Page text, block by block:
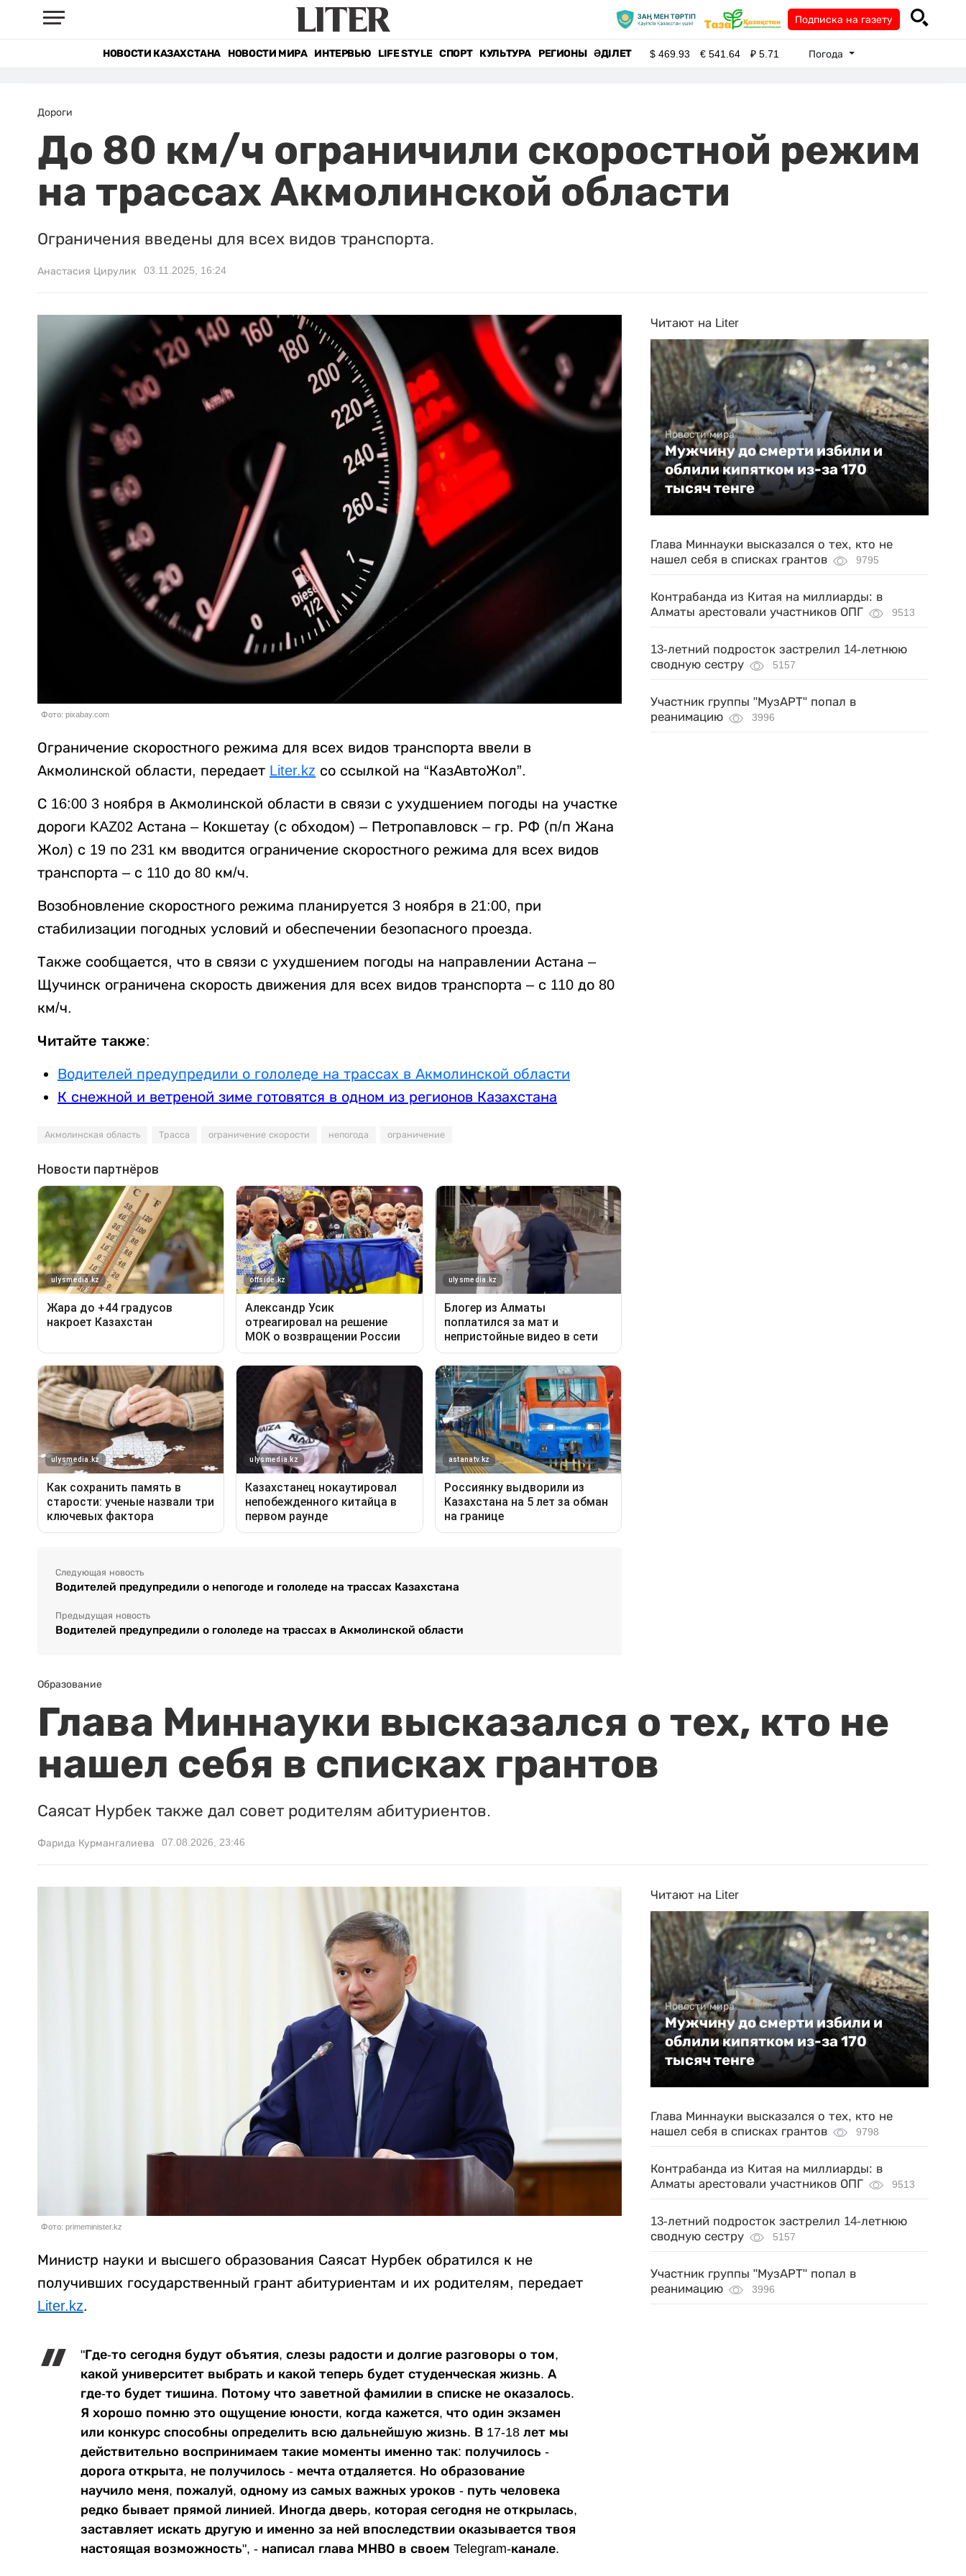
Подписка на газету
НОВОСТИ КАЗАХСТАНА НОВОСТИ МИРА ИНТЕРВЬЮ LIFE STYLE СПОРТ КУЛЬТУРА РЕГИОНЫ ӘДІЛЕТ $469.93 €541.64 ₽5.71 Погода
Дороги
До 80 км/ч ограничили скоростной режим
на трассах Акмолинской области
Ограничения введены для всех видов транспорта.
Анастасия Цирулик 03.11.2025, 16:24
Фото: pixabay.com
Ограничение скоростного режима для всех видов транспорта ввели в
Акмолинской области, передает Liter.kz со ссылкой на “КазАвтоЖол”.
С 16:00 3 ноября в Акмолинской области в связи с ухудшением погоды на участке
дороги KAZ02 Астана – Кокшетау (с обходом) – Петропавловск – гр. РФ (п/п Жана
Жол) с 19 по 231 км вводится ограничение скоростного режима для всех видов
транспорта – с 110 до 80 км/ч.
Возобновление скоростного режима планируется 3 ноября в 21:00, при
стабилизации погодных условий и обеспечении безопасного проезда.
Также сообщается, что в связи с ухудшением погоды на направлении Астана –
Щучинск ограничена скорость движения для всех видов транспорта – с 110 до 80
км/ч.
Читайте также:
Водителей предупредили о гололеде на трассах в Акмолинской области
К снежной и ветреной зиме готовятся в одном из регионов Казахстана
Акмолинская область Трасса ограничение скорости непогода ограничение
Следующая новость
Водителей предупредили о непогоде и гололеде на трассах Казахстана
Предыдущая новость
Водителей предупредили о гололеде на трассах в Акмолинской области
Читают на Liter
Новости мира
Мужчину до смерти избили и
облили кипятком из-за 170
тысяч тенге
Глава Миннауки высказался о тех, кто не
нашел себя в списках грантов
9795
Контрабанда из Китая на миллиарды: в
Алматы арестовали участников ОПГ
9513
13-летний подросток застрелил 14-летнюю
сводную сестру
5157
Участник группы "МузАРТ" попал в
реанимацию
3996
Образование
Глава Миннауки высказался о тех, кто не
нашел себя в списках грантов
Саясат Нурбек также дал совет родителям абитуриентов.
Фарида Курмангалиева 07.08.2026, 23:46
Фото: primeminister.kz
Министр науки и высшего образования Саясат Нурбек обратился к не
получивших государственный грант абитуриентам и их родителям, передает
Liter.kz.
"Где-то сегодня будут объятия, слезы радости и долгие разговоры о том,
какой университет выбрать и какой теперь будет студенческая жизнь. А
где-то будет тишина. Потому что заветной фамилии в списке не оказалось.
Я хорошо помню это ощущение юности, когда кажется, что один экзамен
или конкурс способны определить всю дальнейшую жизнь. В 17-18 лет мы
действительно воспринимаем такие моменты именно так: получилось -
дорога открыта, не получилось - мечта отдаляется. Но образование
научило меня, пожалуй, одному из самых важных уроков - путь человека
редко бывает прямой линией. Иногда дверь, которая сегодня не открылась,
заставляет искать другую и именно за ней впоследствии оказывается твоя
настоящая возможность", - написал глава МНВО в своем Telegram-канале.
Читают на Liter
Новости мира
Мужчину до смерти избили и
облили кипятком из-за 170
тысяч тенге
Глава Миннауки высказался о тех, кто не
нашел себя в списках грантов
9798
Контрабанда из Китая на миллиарды: в
Алматы арестовали участников ОПГ
9513
13-летний подросток застрелил 14-летнюю
сводную сестру
5157
Участник группы "МузАРТ" попал в
реанимацию
3996